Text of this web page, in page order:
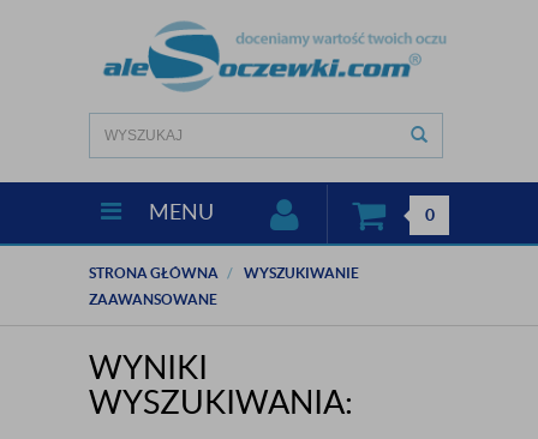
MENU 0
STRONA GŁÓWNA
WYSZUKIWANIE
ZAAWANSOWANE
WYNIKI
WYSZUKIWANIA: